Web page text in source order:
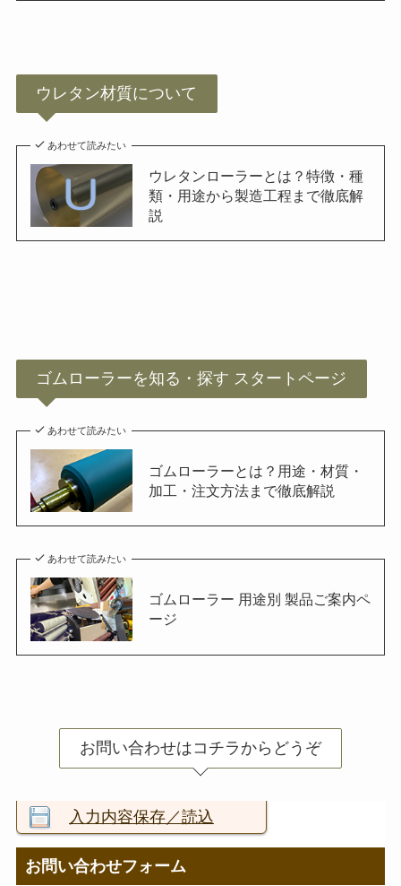
ウレタン材質について
あわせて読みたい
ウレタンローラーとは？特徴・種
類・用途から製造工程まで徹底解
説
ゴムローラーを知る・探す スタートページ
あわせて読みたい
ゴムローラーとは？用途・材質・
加工・注文方法まで徹底解説
あわせて読みたい
ゴムローラー 用途別 製品ご案内ペ
ージ
お問い合わせはコチラからどうぞ